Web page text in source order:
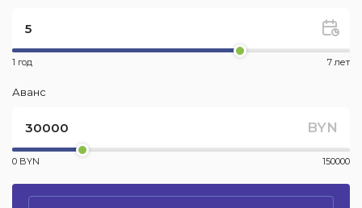
1 год 7 лет
Аванс
BYN
0 BYN 150000